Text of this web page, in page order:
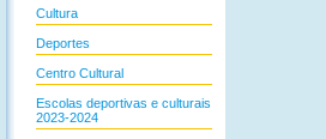
Cultura
Deportes
Centro Cultural
Escolas deportivas e culturais
2023-2024